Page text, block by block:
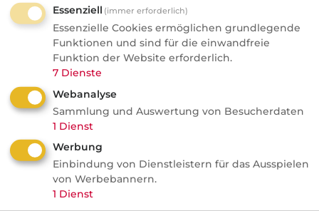
verschwinden, während andere
unverzichtbar bleiben. Auch Google ...
Finanzen
"Finanzbetrug ist für
Kriminelle äußerst lukrativ"
Essenziell (immer erforderlich)
Essenzielle Cookies ermöglichen grundlegende
Funktionen und sind für die einwandfreie
Funktion der Website erforderlich.
7 Dienste
Webanalyse
Sammlung und Auswertung von Besucherdaten
1 Dienst
Werbung
Einbindung von Dienstleistern für das Ausspielen
von Werbebannern.
1 Dienst